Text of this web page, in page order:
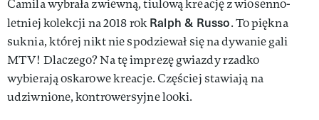
Camila wybrała zwiewną, tiulową kreację z wiosenno-
letniej kolekcji na 2018 rokRalph & Russo. To piękna
suknia, której nikt nie spodziewał się na dywanie gali
MTV! Dlaczego? Na tę imprezę gwiazdy rzadko
wybierają oskarowe kreacje. Częściej stawiają na
udziwnione, kontrowersyjne looki.